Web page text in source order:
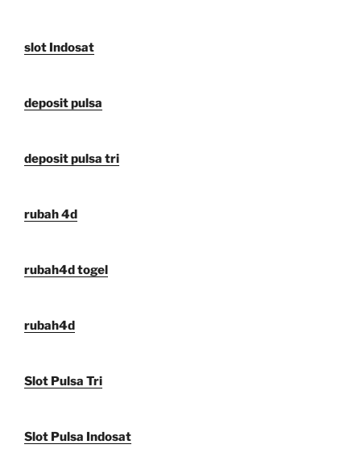
slot Indosat
deposit pulsa
deposit pulsa tri
rubah 4d
rubah4d togel
rubah4d
Slot Pulsa Tri
Slot Pulsa Indosat